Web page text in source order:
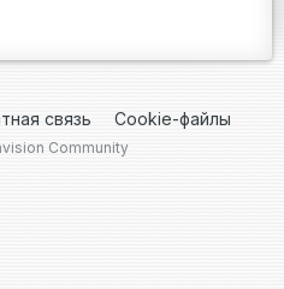
связь Cookie-файлы
Community